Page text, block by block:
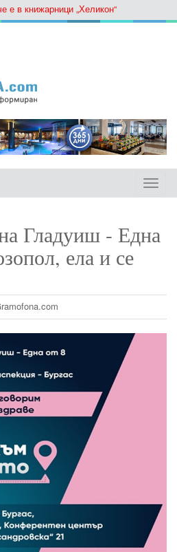
в книжарници „Хеликон“
Toggle
Гладуиш - Една
ела и се